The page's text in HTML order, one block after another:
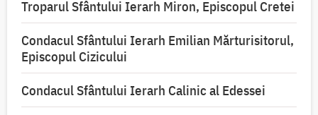
Troparul Sfântului Ierarh Miron, Episcopul Cretei
Condacul Sfântului Ierarh Emilian Mărturisitorul,
Episcopul Cizicului
Condacul Sfântului Ierarh Calinic al Edessei